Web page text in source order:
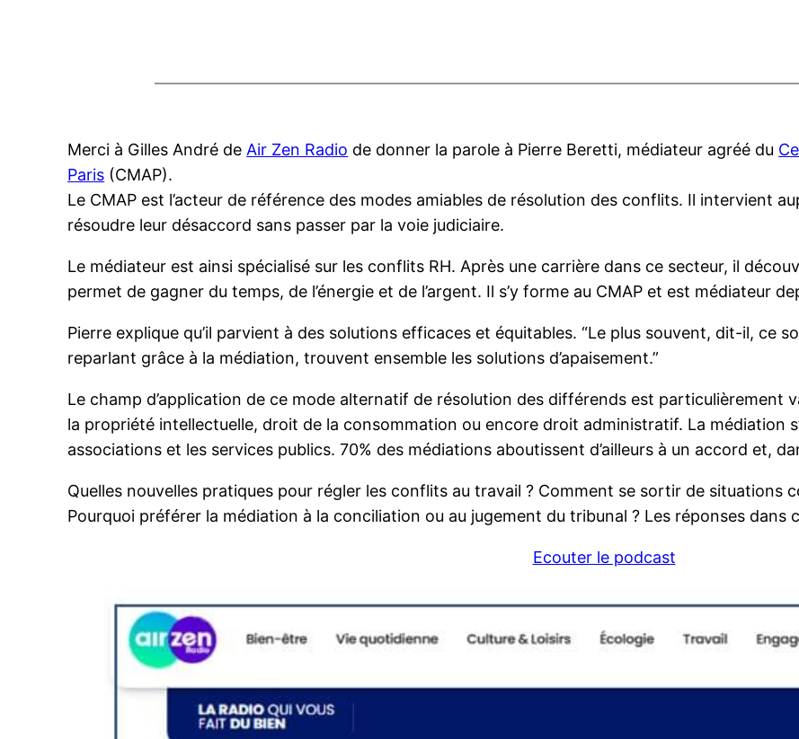
Merci à Gilles André de Air Zen Radio de donner la parole à Pierre Beretti, médiateur agréé du
Paris (CMAP).
Le CMAP est l’acteur de référence des modes amiables de résolution des conflits. Il intervient
résoudre leur désaccord sans passer par la voie judiciaire.
Le médiateur est ainsi spécialisé sur les conflits RH. Après une carrière dans ce secteur, il
permet de gagner du temps, de l’énergie et de l’argent. Il s’y forme au CMAP et est médiateur
Pierre explique qu’il parvient à des solutions efficaces et équitables. “Le plus souvent, dit-il, ce
reparlant grâce à la médiation, trouvent ensemble les solutions d’apaisement.”
Le champ d’application de ce mode alternatif de résolution des différends est particulièrement
la propriété intellectuelle, droit de la consommation ou encore droit administratif. La médiation
associations et les services publics. 70% des médiations aboutissent d’ailleurs à un accord et,
Quelles nouvelles pratiques pour régler les conflits au travail ? Comment se sortir de situations
Pourquoi préférer la médiation à la conciliation ou au jugement du tribunal ? Les réponses dans
Ecouter le podcast